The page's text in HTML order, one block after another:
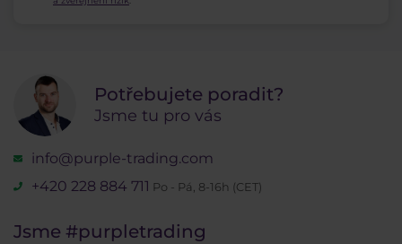
Potřebujete poradit?
Jsme tu pro vás
info@purple-trading.com
+420 228 884 711 Po - Pá, 8-16h (CET)
Jsme #purpletrading